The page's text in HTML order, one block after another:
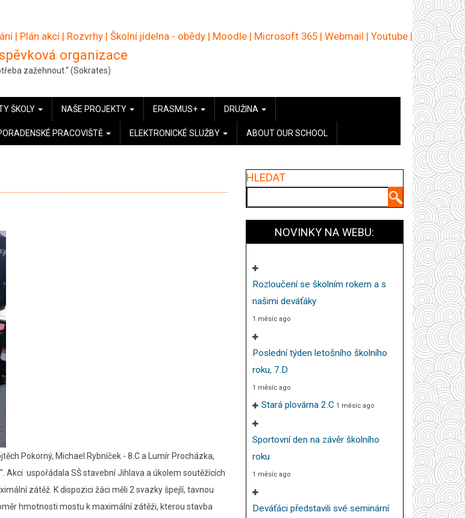
| Plán akcí | Rozvrhy | Školní jídelna - obědy | Moodle | Microsoft 365 | Webmail | Youtube |
organizace
zažehnout.“ (Sokrates)
ŠKOLY NAŠE PROJEKTY ERASMUS+ DRUŽINA
PRACOVIŠTĚ ELEKTRONICKÉ SLUŽBY ABOUT OUR SCHOOL
Pokorný, Michael Rybníček - 8.C a Lumír Procházka,
Akci uspořádala SŠ stavební Jihlava a úkolem soutěžících
zátěž. K dispozici žáci měli 2 svazky špejlí, tavnou
hmotnosti mostu k maximální zátěži, kterou stavba
HLEDAT
NOVINKY NA WEBU:
Rozloučení se školním rokem a s
našimi deváťáky
1 měsíc ago
Poslední týden letošního školního
roku, 7.D
1 měsíc ago
Stará plovárna 2.C 1 měsíc ago
Sportovní den na závěr školního
roku
1 měsíc ago
Deváťáci představili své seminární